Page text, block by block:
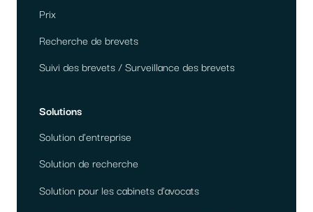
Prix
Recherche de brevets
Suivi des brevets / Surveillance des brevets
Solutions
Solution d'entreprise
Solution de recherche
Solution pour les cabinets d'avocats